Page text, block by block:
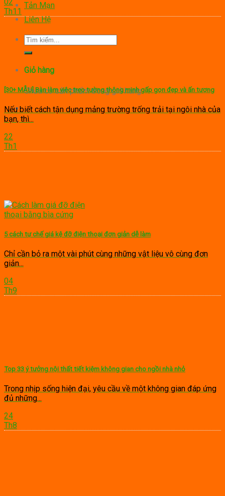
Tản Mạn
Liên Hệ
Tìm
kiếm:
Giỏ hàng
Chưa có sản phẩm trong giỏ hàng.
Th11
[30+ MẪU] Bàn làm việc treo tường thông minh gấp gọn đẹp và ấn tượng
Nếu biết cách tận dụng mảng trường trống trải tại ngôi nhà của
bạn, thì...
22
Th1
5 cách tự chế giá kệ đỡ điện thoại đơn giản dễ làm
Chỉ cần bỏ ra một vài phút cùng những vật liệu vô cùng đơn
giản...
04
Th9
Top 33 ý tưởng nội thất tiết kiệm không gian cho ngồi nhà nhỏ
Trong nhịp sống hiện đại, yêu cầu về một không gian đáp ứng
đủ những...
24
Th8